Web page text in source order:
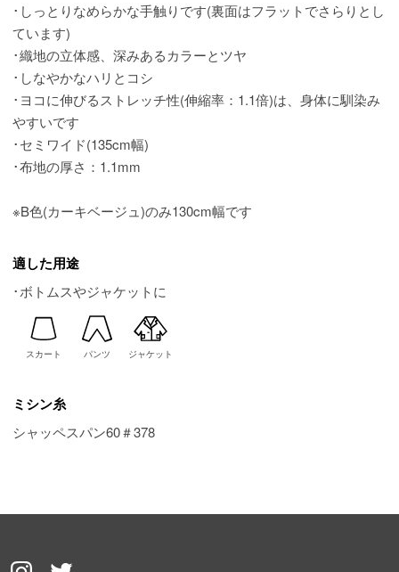
･しっとりなめらかな手触りです(裏面はフラットでさらりとし
ています)
･織地の立体感、深みあるカラーとツヤ
･しなやかなハリとコシ
･ヨコに伸びるストレッチ性(伸縮率：1.1倍)は、身体に馴染み
やすいです
･セミワイド(135cm幅)
･布地の厚さ：1.1mm
※B色(カーキベージュ)のみ130cm幅です
適した用途
･ボトムスやジャケットに
スカート パンツ ジャケット
ミシン糸
シャッペスパン60＃378